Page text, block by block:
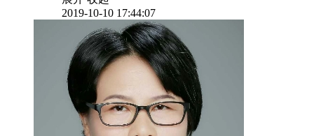
2019-10-10 17:44:07